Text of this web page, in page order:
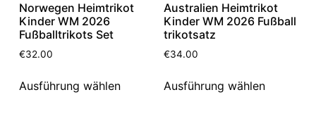
Norwegen Heimtrikot
Kinder WM 2026
Fußballtrikots Set
€32.00
Ausführung wählen
Australien Heimtrikot
Kinder WM 2026 Fußball
trikotsatz
€34.00
Ausführung wählen